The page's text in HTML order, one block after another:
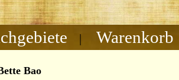
| Warenkorb
Bao